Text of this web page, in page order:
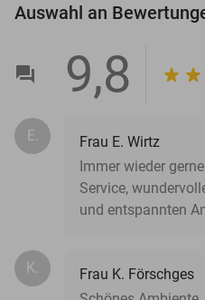
Auswahl an
9,8
E.
Frau E. Wirtz
Immer wieder
Service,
und entspannten
K.
Frau K. Förschges